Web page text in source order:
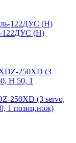
122ДУС (Н)
250XD (3 servo,
1 позиц.нож)